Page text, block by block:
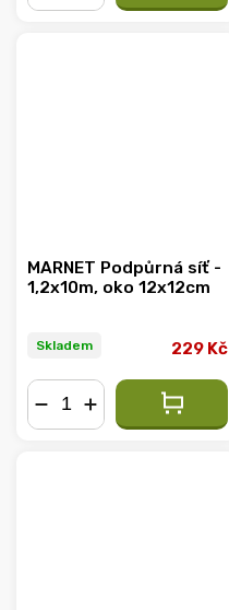
MARNET Podpůrná síť -
1,2x10m, oko 12x12cm
Skladem 229 Kč